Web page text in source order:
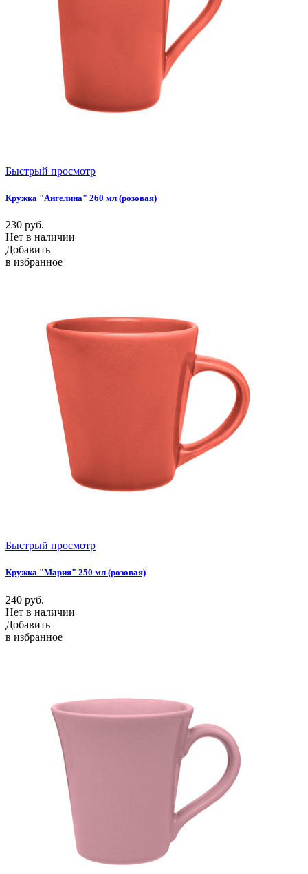
Быстрый просмотр
Кружка "Ангелина" 260 мл (розовая)
230 руб.
Нет в наличии
Добавить
в избранное
Быстрый просмотр
Кружка "Мария" 250 мл (розовая)
240 руб.
Нет в наличии
Добавить
в избранное